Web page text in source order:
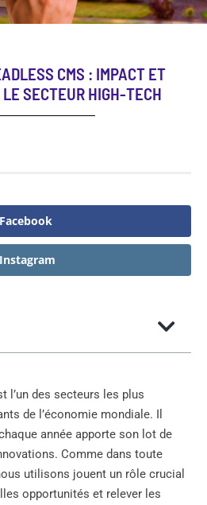
CMS : IMPACT ET
SECTEUR HIGH-TECH
l’un des secteurs les plus
de l’économie mondiale. Il
année apporte son lot de
Comme dans toute
utilisons jouent un rôle crucial
opportunités et relever les